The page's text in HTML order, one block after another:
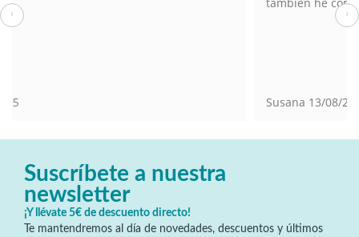
‹ ›
Suscríbete a nuestra
newsletter
¡Y llévate 5€ de descuento directo!
Te mantendremos al día de novedades, descuentos y últimos